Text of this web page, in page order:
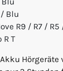
/ Blu
R9 / R7 / R5
R T